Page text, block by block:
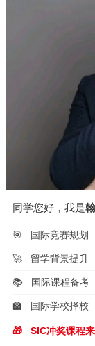
同学您好，我是
🎯 国际竞赛规划
🚀 留学背景提升
📚 国际课程备考
🏫 国际学校择校
🎁 SIC冲奖课程